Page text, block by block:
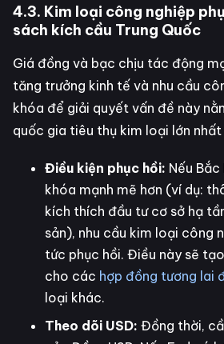
4.3. Kim loại công nghiệp
sách kích cầu Trung Quốc
Giá đồng và bạc chịu tác động
tăng trưởng kinh tế và nhu cầu
khóa để giải quyết vấn đề này
quốc gia tiêu thụ kim loại lớn
Điều kiện phục hồi: Nếu
khóa mạnh mẽ hơn (ví dụ:
kích thích đầu tư cơ sở hạ
sản), nhu cầu kim loại công
tức phục hồi. Điều này sẽ
cho các hợp đồng tương lai
loại khác.
Theo dõi USD: Đồng thời,